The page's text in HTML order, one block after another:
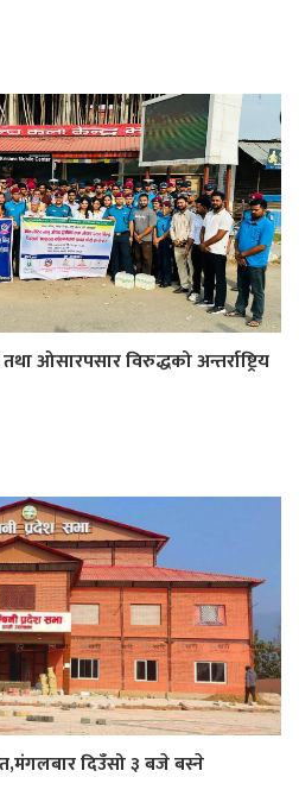
ओसारपसार विरुद्धको अन्तर्राष्ट्रिय
दिउँसो ३ बजे बस्ने